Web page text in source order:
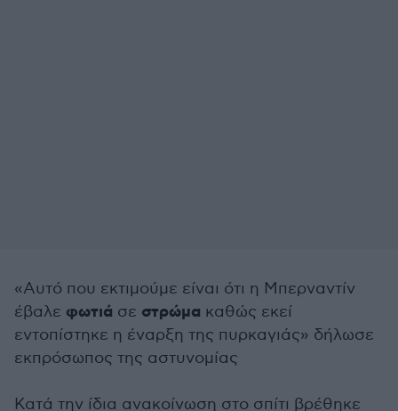
«Αυτό που εκτιμούμε είναι ότι η Μπερναντίν
έβαλε φωτιά σε στρώμα καθώς εκεί
εντοπίστηκε η έναρξη της πυρκαγιάς» δήλωσε
εκπρόσωπος της αστυνομίας
Κατά την ίδια ανακοίνωση στο σπίτι βρέθηκε